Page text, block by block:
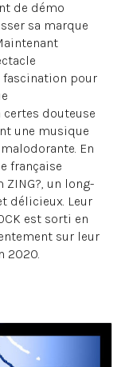
de démo
sa marque
fascination pour
douteuse
une musique
En
française
un long-
délicieux. Leur
est sorti en
sur leur
2020.